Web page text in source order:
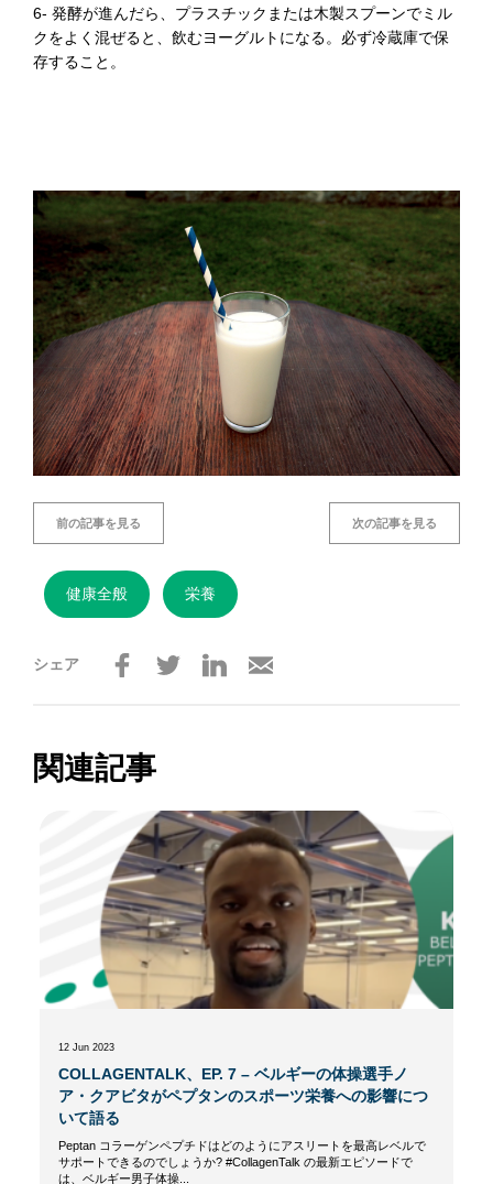
6- 発酵が進んだら、プラスチックまたは木製スプーンでミル
クをよく混ぜると、飲むヨーグルトになる。必ず冷蔵庫で保
存すること。
前の記事を見る 次の記事を見る
健康全般 栄養
シェア
関連記事
12 Jun 2023
COLLAGENTALK、EP. 7 – ベルギーの体操選手ノ
ア・クアビタがペプタンのスポーツ栄養への影響につ
いて語る
Peptan コラーゲンペプチドはどのようにアスリートを最高レベルで
サポートできるのでしょうか? #CollagenTalk の最新エピソードで
は、ベルギー男子体操...